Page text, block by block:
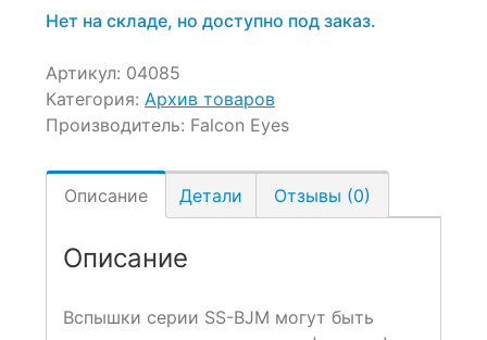
7,600 ₽.
Нет на складе, но доступно под заказ.
Артикул: 04085
Категория: Архив товаров
Производитель: Falcon Eyes
Описание Детали Отзывы (0)
Описание
Вспышки серии SS-BJM могут быть